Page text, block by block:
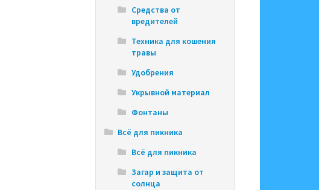
Средства от
вредителей
Техника для кошения
травы
Удобрения
Укрывной материал
Фонтаны
Всё для пикника
Всё для пикника
Загар и защита от
солнца